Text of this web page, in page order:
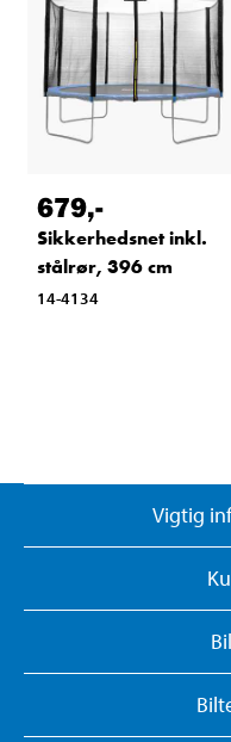
679,-
Sikkerhedsnet inkl.
stålrør, 396 cm
14-4134
Vigtig